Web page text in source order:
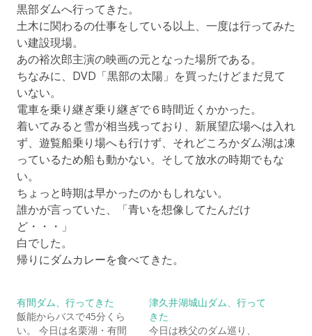
黒部ダムへ行ってきた。
土木に関わるの仕事をしている以上、一度は行ってみた
い建設現場。
あの裕次郎主演の映画の元となった場所である。
ちなみに、DVD「黒部の太陽」を買ったけどまだ見て
いない。
電車を乗り継ぎ乗り継ぎで６時間近くかかった。
着いてみると雪が相当残っており、新展望広場へは入れ
ず、遊覧船乗り場へも行けず、それどころかダム湖は凍
っているため船も動かない。そして放水の時期でもな
い。
ちょっと時期は早かったのかもしれない。
誰かが言っていた、「青いを想像してたんだけ
ど・・・」
白でした。
帰りにダムカレーを食べてきた。
有間ダム、行ってきた
飯能からバスで45分くら
い。 今日は名栗湖・有間
津久井湖城山ダム、行って
きた
今日は秩父のダム巡り、